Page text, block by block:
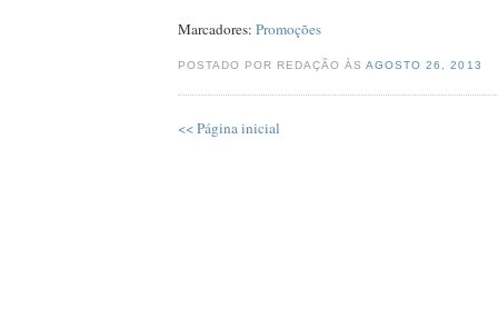
Marcadores: Promoções
POSTADO POR REDAÇÃO ÀSAGOSTO 26, 2013
<< Página inicial